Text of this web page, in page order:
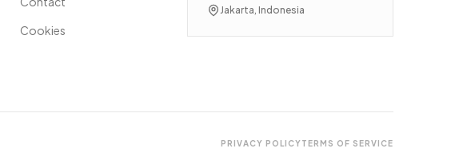
Cookies
Jakarta, Indonesia
PRIVACY POLICYTERMS OF SERVICE